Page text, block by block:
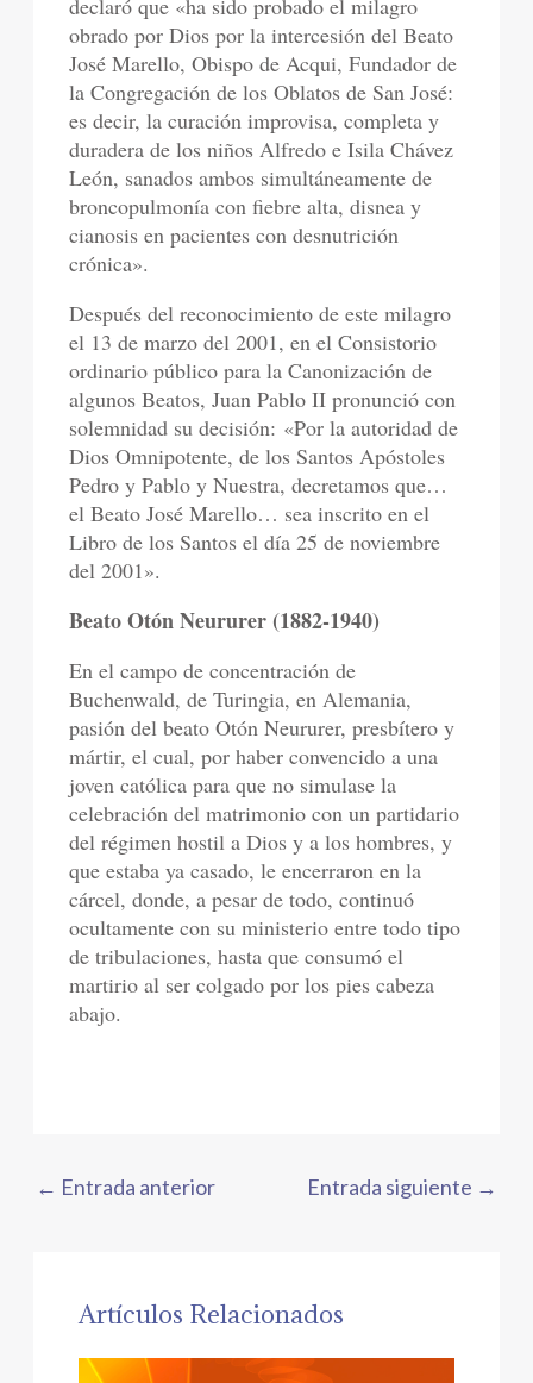
declaró que «ha sido probado el milagro
obrado por Dios por la intercesión del Beato
José Marello, Obispo de Acqui, Fundador de
la Congregación de los Oblatos de San José:
es decir, la curación improvisa, completa y
duradera de los niños Alfredo e Isila Chávez
León, sanados ambos simultáneamente de
broncopulmonía con fiebre alta, disnea y
cianosis en pacientes con desnutrición
crónica».
Después del reconocimiento de este milagro
el 13 de marzo del 2001, en el Consistorio
ordinario público para la Canonización de
algunos Beatos, Juan Pablo II pronunció con
solemnidad su decisión: «Por la autoridad de
Dios Omnipotente, de los Santos Apóstoles
Pedro y Pablo y Nuestra, decretamos que…
el Beato José Marello… sea inscrito en el
Libro de los Santos el día 25 de noviembre
del 2001».
Beato Otón Neururer (1882-1940)
En el campo de concentración de
Buchenwald, de Turingia, en Alemania,
pasión del beato Otón Neururer, presbítero y
mártir, el cual, por haber convencido a una
joven católica para que no simulase la
celebración del matrimonio con un partidario
del régimen hostil a Dios y a los hombres, y
que estaba ya casado, le encerraron en la
cárcel, donde, a pesar de todo, continuó
ocultamente con su ministerio entre todo tipo
de tribulaciones, hasta que consumó el
martirio al ser colgado por los pies cabeza
abajo.
← Entrada anterior Entrada siguiente →
Artículos Relacionados